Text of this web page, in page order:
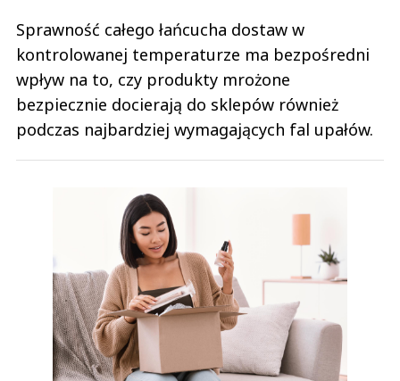
Sprawność całego łańcucha dostaw w
kontrolowanej temperaturze ma bezpośredni
wpływ na to, czy produkty mrożone
bezpiecznie docierają do sklepów również
podczas najbardziej wymagających fal upałów.